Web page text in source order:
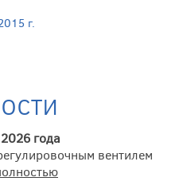
г.
года
вентилем